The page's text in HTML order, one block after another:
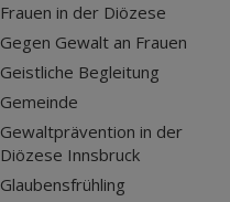
Frauen in der Diözese
Gegen Gewalt an Frauen
Geistliche Begleitung
Gemeinde
Gewaltprävention in der
Diözese Innsbruck
Glaubensfrühling